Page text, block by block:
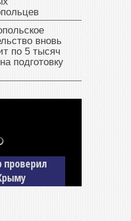
вновь
по 5 тысяч
подготовку
проверил
—
штрафам